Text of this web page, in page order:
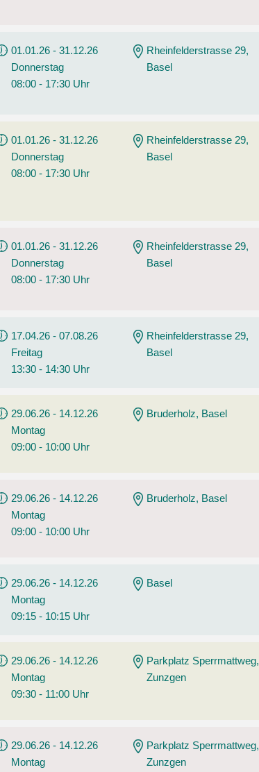
01.01.26 - 31.12.26
Donnerstag
08:00 - 17:30 Uhr
Rheinfelderstrasse 29,
Basel
01.01.26 - 31.12.26
Donnerstag
08:00 - 17:30 Uhr
Rheinfelderstrasse 29,
Basel
01.01.26 - 31.12.26
Donnerstag
08:00 - 17:30 Uhr
Rheinfelderstrasse 29,
Basel
17.04.26 - 07.08.26
Freitag
13:30 - 14:30 Uhr
Rheinfelderstrasse 29,
Basel
29.06.26 - 14.12.26
Montag
09:00 - 10:00 Uhr
Bruderholz, Basel
29.06.26 - 14.12.26
Montag
09:00 - 10:00 Uhr
Bruderholz, Basel
29.06.26 - 14.12.26
Montag
09:15 - 10:15 Uhr
Basel
29.06.26 - 14.12.26
Montag
09:30 - 11:00 Uhr
Parkplatz Sperrmattweg,
Zunzgen
29.06.26 - 14.12.26
Montag
Parkplatz Sperrmattweg,
Zunzgen